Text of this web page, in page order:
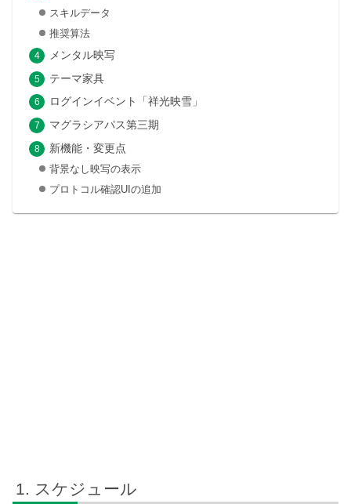
スキルデータ
推奨算法
メンタル映写
テーマ家具
ログインイベント「祥光映雪」
マグラシアパス第三期
新機能・変更点
背景なし映写の表示
プロトコル確認UIの追加
スケジュール